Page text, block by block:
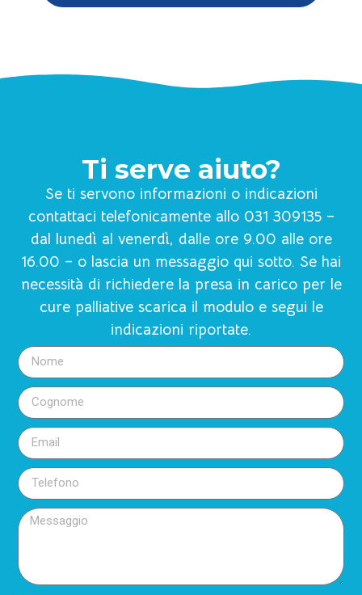
Ti serve aiuto?
Se ti servono informazioni o indicazioni
contattaci telefonicamente allo 031 309135 –
dal lunedì al venerdì, dalle ore 9.00 alle ore
16.00 – o lascia un messaggio qui sotto. Se hai
necessità di richiedere la presa in carico per le
cure palliative scarica il modulo e segui le
indicazioni riportate.